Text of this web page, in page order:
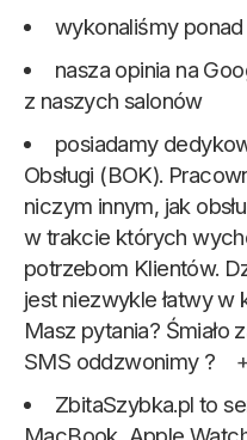
wykonaliśmy
nasza opinia na
z naszych salonów
posiadamy
Obsługi (BOK).
niczym innym, jak
w trakcie których
potrzebom Klientów.
jest niezwykle łatwy w
Masz pytania? Śmiało
SMS oddzwonimy ?
ZbitaSzybka.pl to